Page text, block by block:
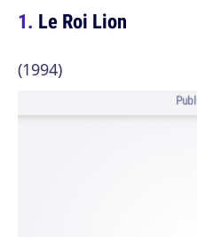
Le Roi Lion
(1994)